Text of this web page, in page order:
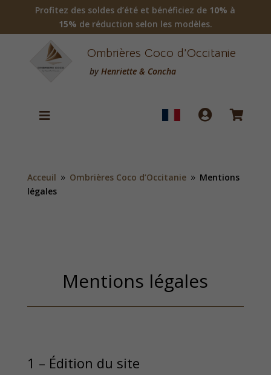
Profitez des soldes d’été et bénéficiez de 10% à
15% de réduction selon les modèles.
Ombrières Coco d’Occitanie
byHenriette & Concha
  
Acceuil 9 Ombrières Coco d’Occitanie 9 Mentions
légales
Mentions légales
1 – Édition du site